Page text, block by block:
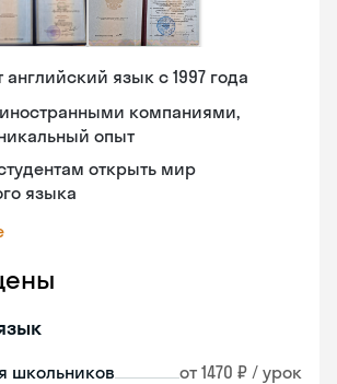
английский язык с 1997 года
иностранными компаниями,
опыт
открыть мир
языка
школьников от 1470 ₽ / урок